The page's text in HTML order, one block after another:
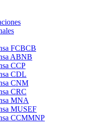
FCBCB
ABNB
CCP
CDL
CNM
CRC
MNA
MUSEF
CCMMNP